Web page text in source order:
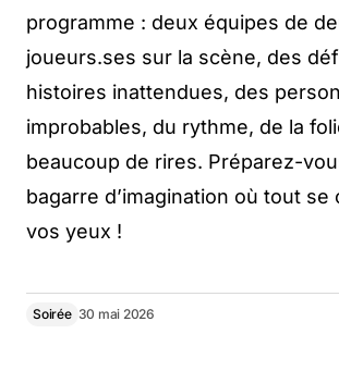
programme : deux équipes de
joueurs.ses sur la scène, des
histoires inattendues, des
improbables, du rythme, de la
beaucoup de rires. Préparez-
bagarre d’imagination où tout se
vos yeux !
Soirée 30 mai 2026